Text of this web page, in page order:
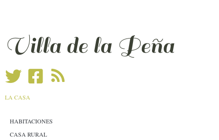
Villa de la Peña
LA CASA
HABITACIONES
CASA RURAL